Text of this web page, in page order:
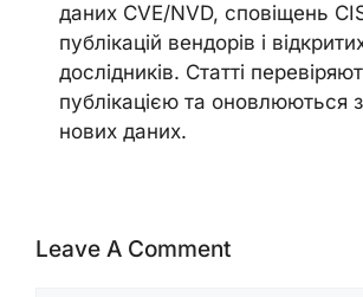
даних CVE/NVD, сповіщень
публікацій вендорів і відкритих
дослідників. Статті
публікацією та оновлюються
нових даних.
Leave A Comment